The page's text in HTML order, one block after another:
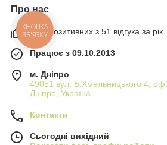
Про нас
98% позитивних з 51 відгука за рік
Працює з 09.10.2013
м. Дніпро
49051 вул. Б.Хмельницького 4,
Дніпро, Україна
Контакти
Сьогодні вихідний
КНОПКА
ЗВ'ЯЗКУ